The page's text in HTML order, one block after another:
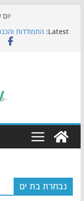
יום
Latest: התמודדות
אי
כדורגל
הקיץ של בני
בטוח בשעות
נבחרת בת ים